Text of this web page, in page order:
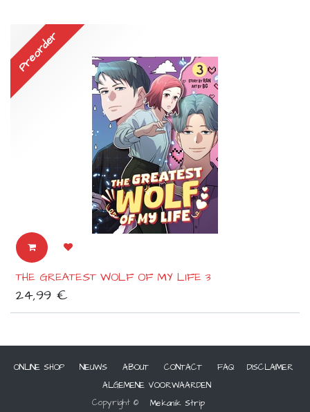
THE GREATEST WOLF OF MY LIFE 3
24,99 €
Preorder
ONLINE SHOP NIEUWS ABOUT CONTACT FAQ
DISCLAIMER
ALGEMENE VOORWAARDEN
Copyright ©
Mekanik Strip